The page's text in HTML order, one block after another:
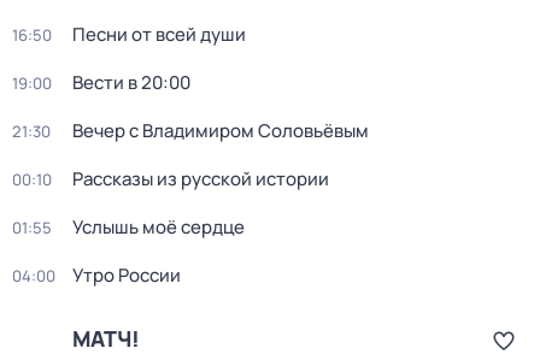
16:50 Песни от всей души
19:00 Вести в 20:00
21:30 Вечер с Владимиром Соловьёвым
00:10 Рассказы из русской истории
01:55 Услышь моё сердце
04:00 Утро России
МАТЧ!